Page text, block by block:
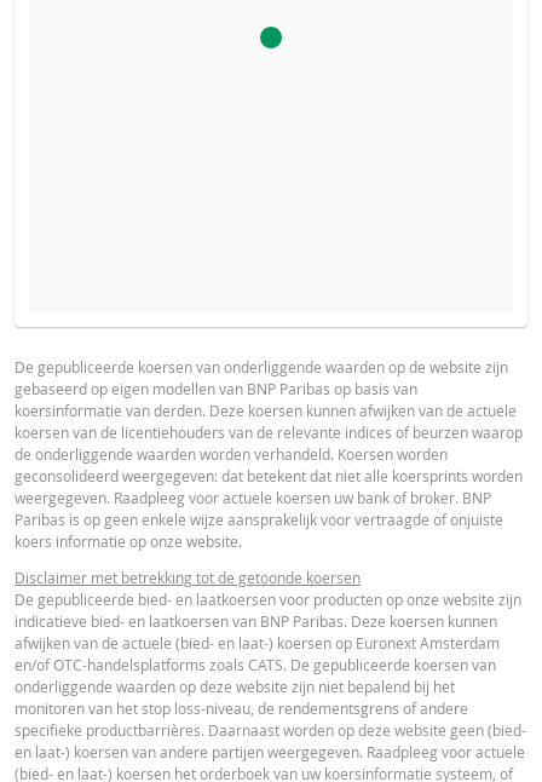
PROSPECTUS
Prospectus (NL) URL
FINAL TERMS
Final Terms
ESSENTIËLE BELEGGERSINFORMATIEDOCUMENTATIE
Essentiële
Beleggersinformatiedocument (NL)
PDF
PRODUCT PROJECTIONS
Some helper text for the product price projections, financial
advised
UNDERLYING PRICE PRICE PROJECTION
De gepubliceerde koersen van onderliggende waarden op de website zijn
gebaseerd op eigen modellen van BNP Paribas op basis van
koersinformatie van derden. Deze koersen kunnen afwijken van de actuele
koersen van de licentiehouders van de relevante indices of beurzen waarop
de onderliggende waarden worden verhandeld. Koersen worden
geconsolideerd weergegeven: dat betekent dat niet alle koersprints worden
weergegeven. Raadpleeg voor actuele koersen uw bank of broker. BNP
Paribas is op geen enkele wijze aansprakelijk voor vertraagde of onjuiste
koers informatie op onze website.
Disclaimer met betrekking tot de getoonde koersen
De gepubliceerde bied- en laatkoersen voor producten op onze website zijn
indicatieve bied- en laatkoersen van BNP Paribas. Deze koersen kunnen
afwijken van de actuele (bied- en laat-) koersen op Euronext Amsterdam
en/of OTC-handelsplatforms zoals CATS. De gepubliceerde koersen van
onderliggende waarden op deze website zijn niet bepalend bij het
monitoren van het stop loss-niveau, de rendementsgrens of andere
specifieke productbarrières. Daarnaast worden op deze website geen (bied-
en laat-) koersen van andere partijen weergegeven. Raadpleeg voor actuele
(bied- en laat-) koersen het orderboek van uw koersinformatie systeem, of